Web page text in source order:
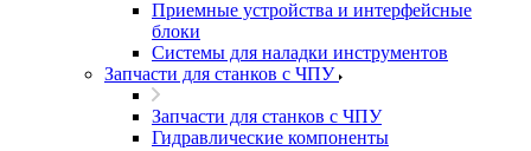
Приемные устройства и интерфейсные
блоки
Системы для наладки инструментов
Запчасти для станков с ЧПУ
Запчасти для станков с ЧПУ
Гидравлические компоненты